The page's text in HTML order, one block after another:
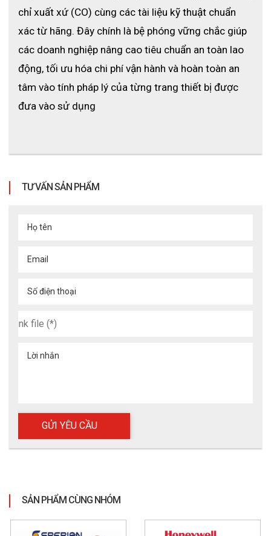
chỉ xuất xứ (CO) cùng các tài liệu kỹ thuật chuẩn
xác từ hãng. Đây chính là bệ phóng vững chắc giúp
các doanh nghiệp nâng cao tiêu chuẩn an toàn lao
động, tối ưu hóa chi phí vận hành và hoàn toàn an
tâm vào tính pháp lý của từng trang thiết bị được
đưa vào sử dụng
TƯ VẤN SẢN PHẨM
Họ tên
Email
Số điện thoại
Lời nhắn
SẢN PHẨM CÙNG NHÓM